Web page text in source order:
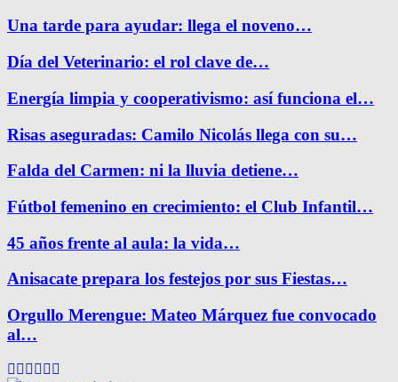
Una tarde para ayudar: llega el noveno…
Día del Veterinario: el rol clave de…
Energía limpia y cooperativismo: así funciona el…
Risas aseguradas: Camilo Nicolás llega con su…
Falda del Carmen: ni la lluvia detiene…
Fútbol femenino en crecimiento: el Club Infantil…
45 años frente al aula: la vida…
Anisacate prepara los festejos por sus Fiestas…
Orgullo Merengue: Mateo Márquez fue convocado
al…
Facebook
Twitter
Instagram
Pinterest
Google